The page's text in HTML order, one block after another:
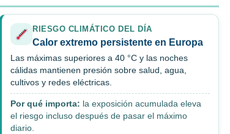
RIESGO CLIMÁTICO DEL DÍA
Calor extremo persistente en Europa
Las máximas superiores a 40 °C y las noches
cálidas mantienen presión sobre salud, agua,
cultivos y redes eléctricas.
Por qué importa: la exposición acumulada eleva
el riesgo incluso después de pasar el máximo
diario.